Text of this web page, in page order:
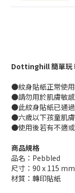
Dottinghill 簡單玩
●紋身貼紙正常使
●請勿用於肌膚敏
●此紋身貼紙已通
●六歲以下孩童肌
●使用後若有不適
商品規格
品名：Pebbled
尺寸：90 x 115 mm
材質：轉印貼紙